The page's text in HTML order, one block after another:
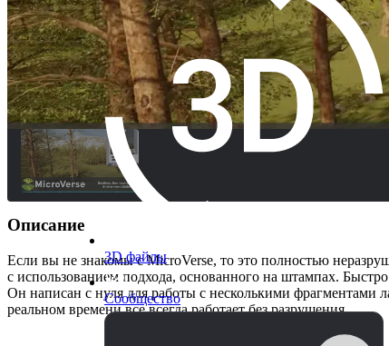
3D файлы
Сообщество
Описание
Если вы не знакомы с MicroVerse, то это полностью
с использованием подхода, основанного на штампах.
Он написан с нуля для работы с несколькими фрагментами
реальном времени все всегда работает без разрушения.